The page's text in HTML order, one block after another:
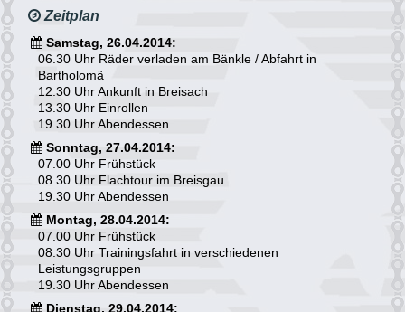
Zeitplan
Samstag, 26.04.2014:
06.30 Uhr Räder verladen am Bänkle / Abfahrt in
Bartholomä
12.30 Uhr Ankunft in Breisach
13.30 Uhr Einrollen
19.30 Uhr Abendessen
Sonntag, 27.04.2014:
07.00 Uhr Frühstück
08.30 Uhr Flachtour im Breisgau
19.30 Uhr Abendessen
Montag, 28.04.2014:
07.00 Uhr Frühstück
08.30 Uhr Trainingsfahrt in verschiedenen
Leistungsgruppen
19.30 Uhr Abendessen
Dienstag, 29.04.2014: